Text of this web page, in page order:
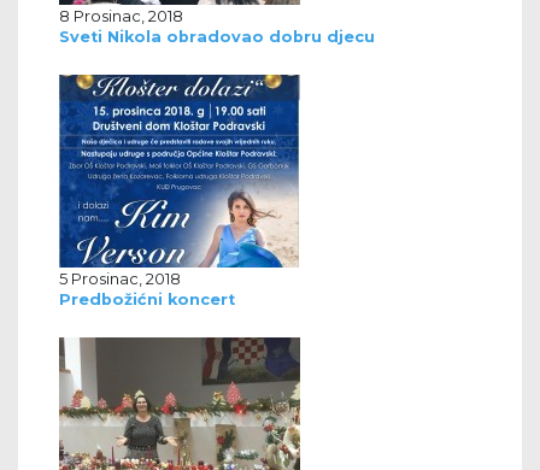
8 Prosinac, 2018
Sveti Nikola obradovao dobru djecu
5 Prosinac, 2018
Predbožićni koncert